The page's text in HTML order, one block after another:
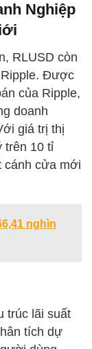
Nghiệp
RLUSD còn
Được
của Ripple,
doanh
giá trị thị
trên 10 tỉ
cánh cửa mới
nghìn
trúc lãi suất
tích dự